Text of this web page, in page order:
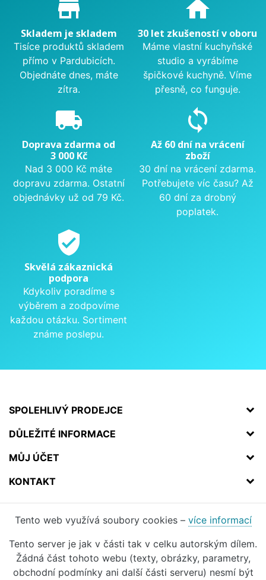
store_mall_directory
Skladem je skladem
Tisíce produktů skladem
přímo v Pardubicích.
Objednáte dnes, máte
zítra.
home
30 let zkušeností v oboru
Máme vlastní kuchyňské
studio a vyrábíme
špičkové kuchyně. Víme
přesně, co funguje.
local_shipping
Doprava zdarma od
3 000 Kč
Nad 3 000 Kč máte
dopravu zdarma. Ostatní
objednávky už od 79 Kč.
sync
Až 60 dní na vrácení
zboží
30 dní na vrácení zdarma.
Potřebujete víc času? Až
60 dní za drobný
poplatek.
verified_user
Skvělá zákaznická
podpora
Kdykoliv poradíme s
výběrem a zodpovíme
každou otázku. Sortiment
známe poslepu.
SPOLEHLIVÝ PRODEJCE
DŮLEŽITÉ INFORMACE
MŮJ ÚČET
KONTAKT
Tento web využívá soubory cookies – více informací
Tento server je jak v části tak v celku autorským dílem.
Žádná část tohoto webu (texty, obrázky, parametry,
obchodní podmínky ani další části serveru) nesmí být